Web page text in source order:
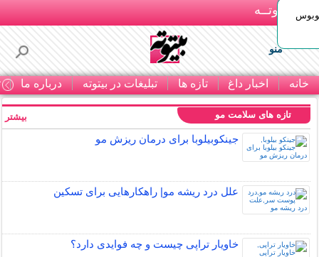
بـیتوتــه
منو
خانه اخبار داغ تازه ها تبلیغات در بیتوته درباره ما
تازه های سلامت مو
جینکوبیلوبا برای درمان ریزش مو
علل درد ریشه مو| راهکارهایی برای تسکین
خاویار تراپی چیست و چه فوایدی دارد؟
بیشتر